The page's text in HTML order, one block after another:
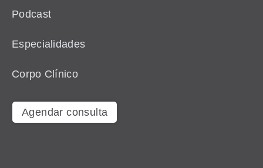
Podcast
Especialidades
Corpo Clínico
Agendar consulta